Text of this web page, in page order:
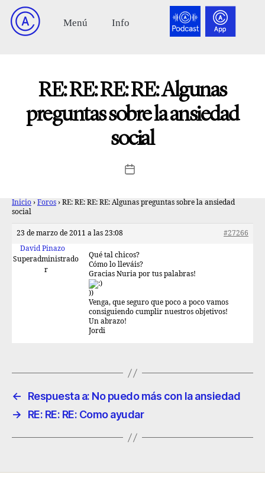
RE: RE: RE: RE: Algunas
preguntas sobre la ansiedad
social
Inicio › Foros › RE: RE: RE: RE: Algunas preguntas sobre la ansiedad
social
23 de marzo de 2011 a las 23:08
#27266
David Pinazo
Superadministrado
r
Qué tal chicos?
Cómo lo lleváis?
Gracias Nuria por tus palabras!
))
Venga, que seguro que poco a poco vamos
consiguiendo cumplir nuestros objetivos!
Un abrazo!
Jordi
←
Respuesta a: No puedo más con la ansiedad
→
RE: RE: RE: Como ayudar